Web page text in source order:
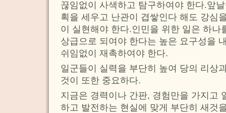
끊임없이 사색하고 탐구하여야 한다.앞
획을 세우고 난관이 겹쌓인다 해도 강심
이 실현해야 한다.인민을 위한 일은 하나
상급으로 되여야 한다는 높은 요구성을
쉬임없이 재촉하여야 한다.
일군들이 실력을 부단히 높여 당의 리상
것이 또한 중요하다.
지금은 경력이나 간판, 경험만을 가지고
하고 발전하는 현실에 맞게 부단히 새것